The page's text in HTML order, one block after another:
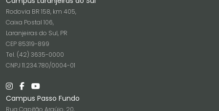
Rodovia BR 158, km 405,
Caixa Postal 106,
Laranjeiras do Sul, PR
CEP 85319-899
Tel. (42) 3635-0000
CNPJ 11.234.780/0004-01
Campus Passo Fundo
Rua Capitão Araújo, 20,